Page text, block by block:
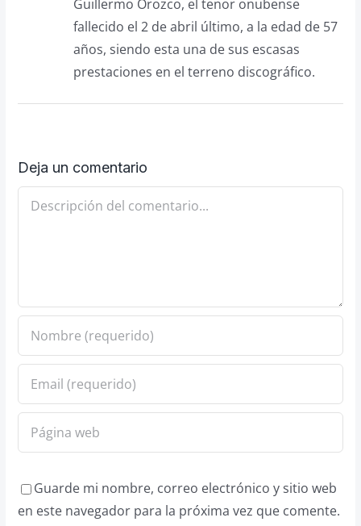
Guillermo Orozco, el tenor onubense
fallecido el 2 de abril último, a la edad de 57
años, siendo esta una de sus escasas
prestaciones en el terreno discográfico.
Deja un comentario
Comentario
Guarde mi nombre, correo electrónico y sitio web
en este navegador para la próxima vez que comente.